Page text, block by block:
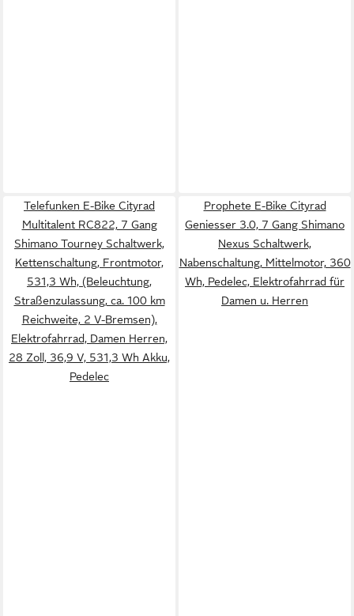
Telefunken E-Bike Cityrad
Multitalent RC822, 7 Gang
Shimano Tourney Schaltwerk,
Kettenschaltung, Frontmotor,
531,3 Wh, (Beleuchtung,
Straßenzulassung, ca. 100 km
Reichweite, 2 V-Bremsen),
Elektrofahrrad, Damen Herren,
28 Zoll, 36,9 V, 531,3 Wh Akku,
Pedelec
Prophete E-Bike Cityrad
Geniesser 3.0, 7 Gang Shimano
Nexus Schaltwerk,
Nabenschaltung, Mittelmotor, 360
Wh, Pedelec, Elektrofahrrad für
Damen u. Herren